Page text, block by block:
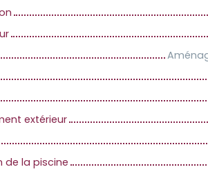
extérieur
de la piscine